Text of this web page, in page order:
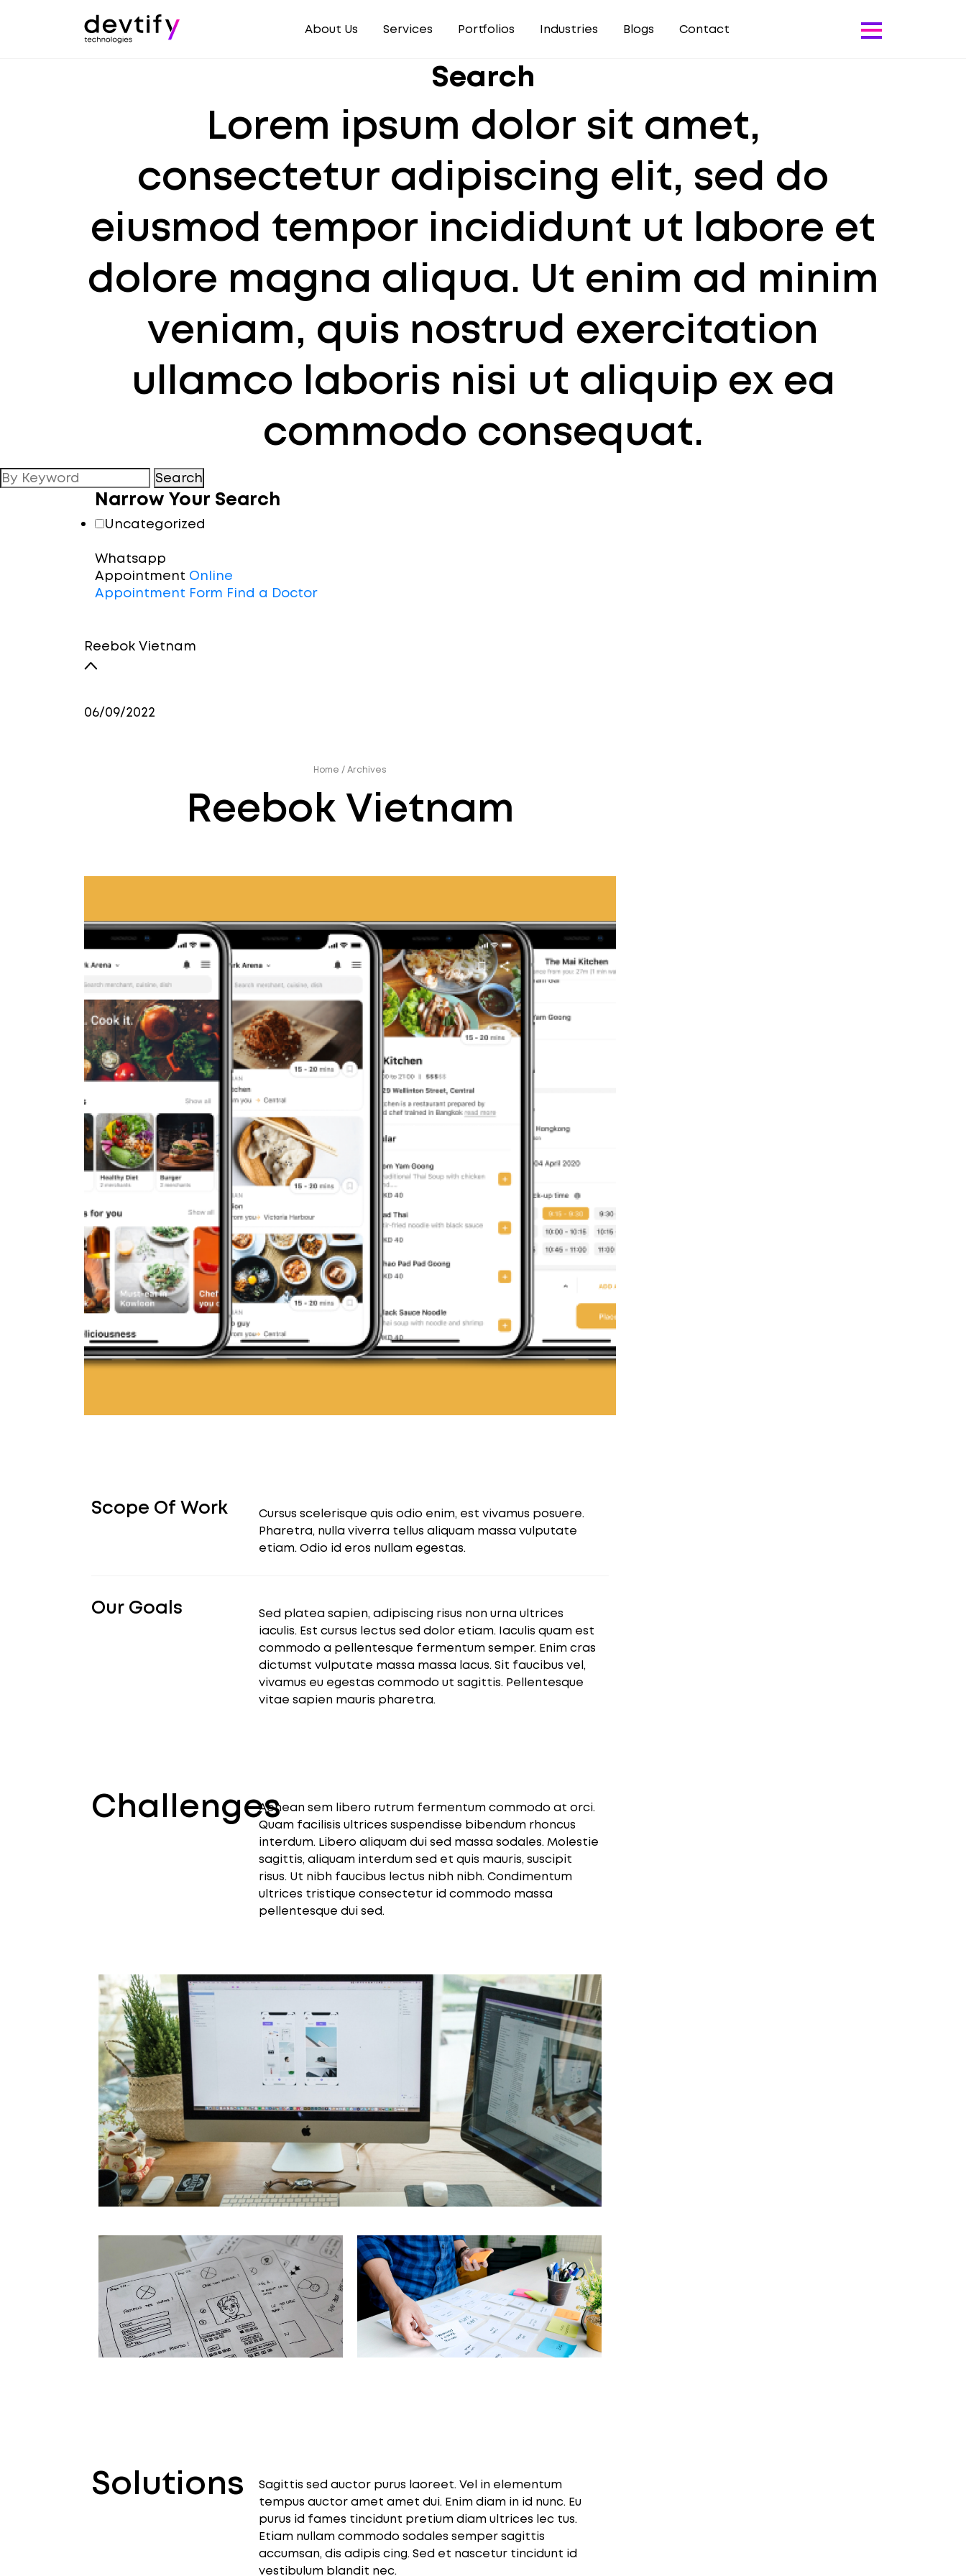
About Us Services Portfolios Industries Blogs Contact
Search
Lorem ipsum dolor sit amet,
consectetur adipiscing elit, sed do
eiusmod tempor incididunt ut labore et
dolore magna aliqua. Ut enim ad minim
veniam, quis nostrud exercitation
ullamco laboris nisi ut aliquip ex ea
commodo consequat.
Search
Narrow Your Search
Uncategorized
Whatsapp
Appointment Online
Appointment Form Find a Doctor
Reebok Vietnam
06/09/2022
Home /Archives
Reebok Vietnam
Scope Of Work
Cursus scelerisque quis odio enim, est vivamus posuere.
Pharetra, nulla viverra tellus aliquam massa vulputate
etiam. Odio id eros nullam egestas.
Our Goals
Sed platea sapien, adipiscing risus non urna ultrices
iaculis. Est cursus lectus sed dolor etiam. Iaculis quam est
commodo a pellentesque fermentum semper. Enim cras
dictumst vulputate massa massa lacus. Sit faucibus vel,
vivamus eu egestas commodo ut sagittis. Pellentesque
vitae sapien mauris pharetra.
ChallengesAenean sem libero rutrum fermentum commodo at orci.
Quam facilisis ultrices suspendisse bibendum rhoncus
interdum. Libero aliquam dui sed massa sodales. Molestie
sagittis, aliquam interdum sed et quis mauris, suscipit
risus. Ut nibh faucibus lectus nibh nibh. Condimentum
ultrices tristique consectetur id commodo massa
pellentesque dui sed.
Solutions
Sagittis sed auctor purus laoreet. Vel in elementum
tempus auctor amet amet dui. Enim diam in id nunc. Eu
purus id fames tincidunt pretium diam ultrices lec tus.
Etiam nullam commodo sodales semper sagittis
accumsan, dis adipis cing. Sed et nascetur tincidunt id
vestibulum blandit nec.